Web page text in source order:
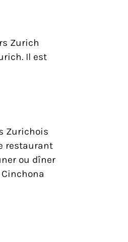
Zurich
Il est
Zurichois
restaurant
ou dîner